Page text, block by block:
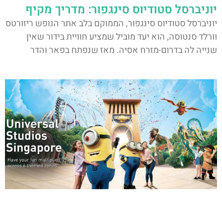
יוניברסל סטודיוס סינגפור: מדריך מקיף
יוניברסל סטודיוס סינגפור, הממוקם בלב אתר הנופש ריזורטס
וורלד סנטוסה, הוא יעד מוביל שמציע חוויית בידור שאין
שנייה לה בדרום-מזרח אסיה. מאז שנפתח בפאר והדר